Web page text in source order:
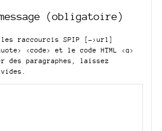
(obligatoire)
raccourcis SPIP
[->url]
<code>
et le code HTML <q>
des paragraphes, laissez